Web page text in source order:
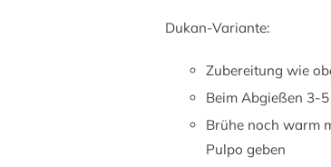
Dukan-Variante:
Zubereitung wie
Beim Abgießen 3-
Brühe noch warm
Pulpo geben